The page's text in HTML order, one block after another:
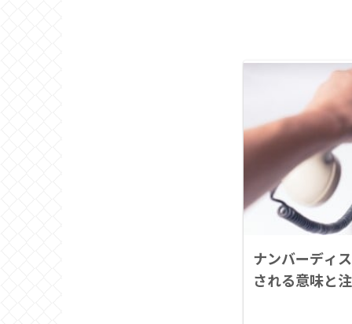
ナンバーディ
される意味と